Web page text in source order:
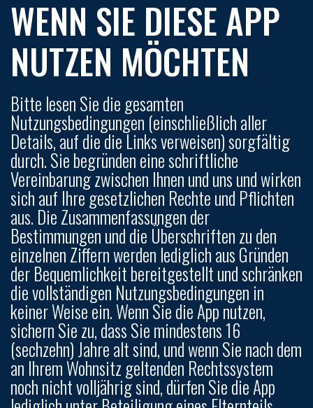
WENN SIE DIESE APP
NUTZEN MÖCHTEN
Bitte lesen Sie die gesamten
Nutzungsbedingungen (einschließlich aller
Details, auf die die Links verweisen) sorgfältig
durch. Sie begründen eine schriftliche
Vereinbarung zwischen Ihnen und uns und wirken
sich auf Ihre gesetzlichen Rechte und Pflichten
aus. Die Zusammenfassungen der
Bestimmungen und die Überschriften zu den
einzelnen Ziffern werden lediglich aus Gründen
der Bequemlichkeit bereitgestellt und schränken
die vollständigen Nutzungsbedingungen in
keiner Weise ein. Wenn Sie die App nutzen,
sichern Sie zu, dass Sie mindestens 16
(sechzehn) Jahre alt sind, und wenn Sie nach dem
an Ihrem Wohnsitz geltenden Rechtssystem
noch nicht volljährig sind, dürfen Sie die App